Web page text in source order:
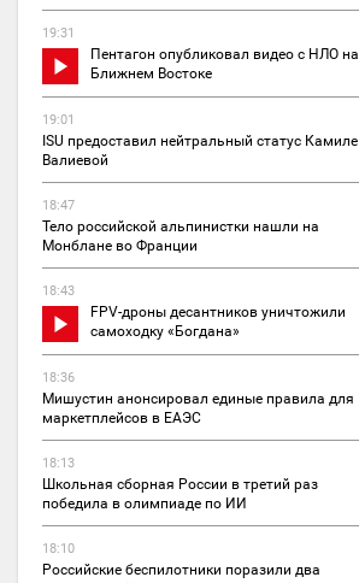
19:31
Пентагон опубликовал видео с НЛО на
Ближнем Востоке
19:01
ISU предоставил нейтральный статус Камиле
Валиевой
18:47
Тело российской альпинистки нашли на
Монблане во Франции
18:43
FPV-дроны десантников уничтожили
самоходку «Богдана»
18:36
Мишустин анонсировал единые правила для
маркетплейсов в ЕАЭС
18:13
Школьная сборная России в третий раз
победила в олимпиаде по ИИ
18:10
Российские беспилотники поразили два